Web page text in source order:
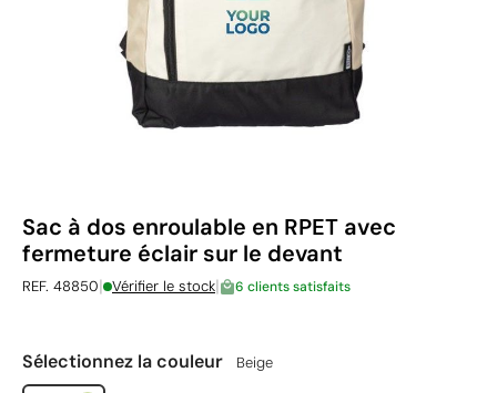
Sac à dos enroulable en RPET avec
fermeture éclair sur le devant
REF. 48850| Vérifier le stock| 6 clients satisfaits
Sélectionnez la couleur Beige